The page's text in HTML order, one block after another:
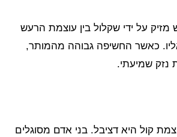
מזיק על ידי שקלול בין עוצמת הרעש
כאשר החשיפה גבוהה מהמותר,
נזק שמיעתי.
קול היא דציבל. בני אדם מסוגלים